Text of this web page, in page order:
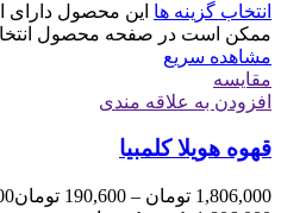
انتخاب گزینه ها این محصول دارای
ممکن است در صفحه محصول
مشاهده سریع
مقایسه
افزودن به علاقه مندی
قهوه هویلا کلمبیا
1,806,000 تومان –
190,600 تومان